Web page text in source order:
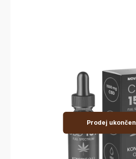
Prodej ukončen